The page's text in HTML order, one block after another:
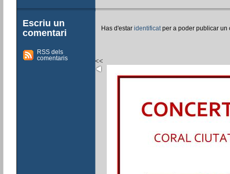
Escriu un
comentari
RSS dels
comentaris
Has d'estaridentificatper a poder publicar un
<<